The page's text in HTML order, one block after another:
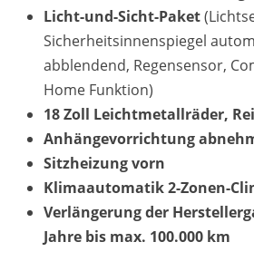
Licht-und-Sicht-Paket
Sicherheitsinnenspiegel
abblendend, Regensensor,
Home Funktion)
18 Zoll Leichtmetallräder,
Anhängevorrichtung
Sitzheizung vorn
Klimaautomatik 2-Zonen-
Verlängerung der
Jahre bis max. 100.000 km